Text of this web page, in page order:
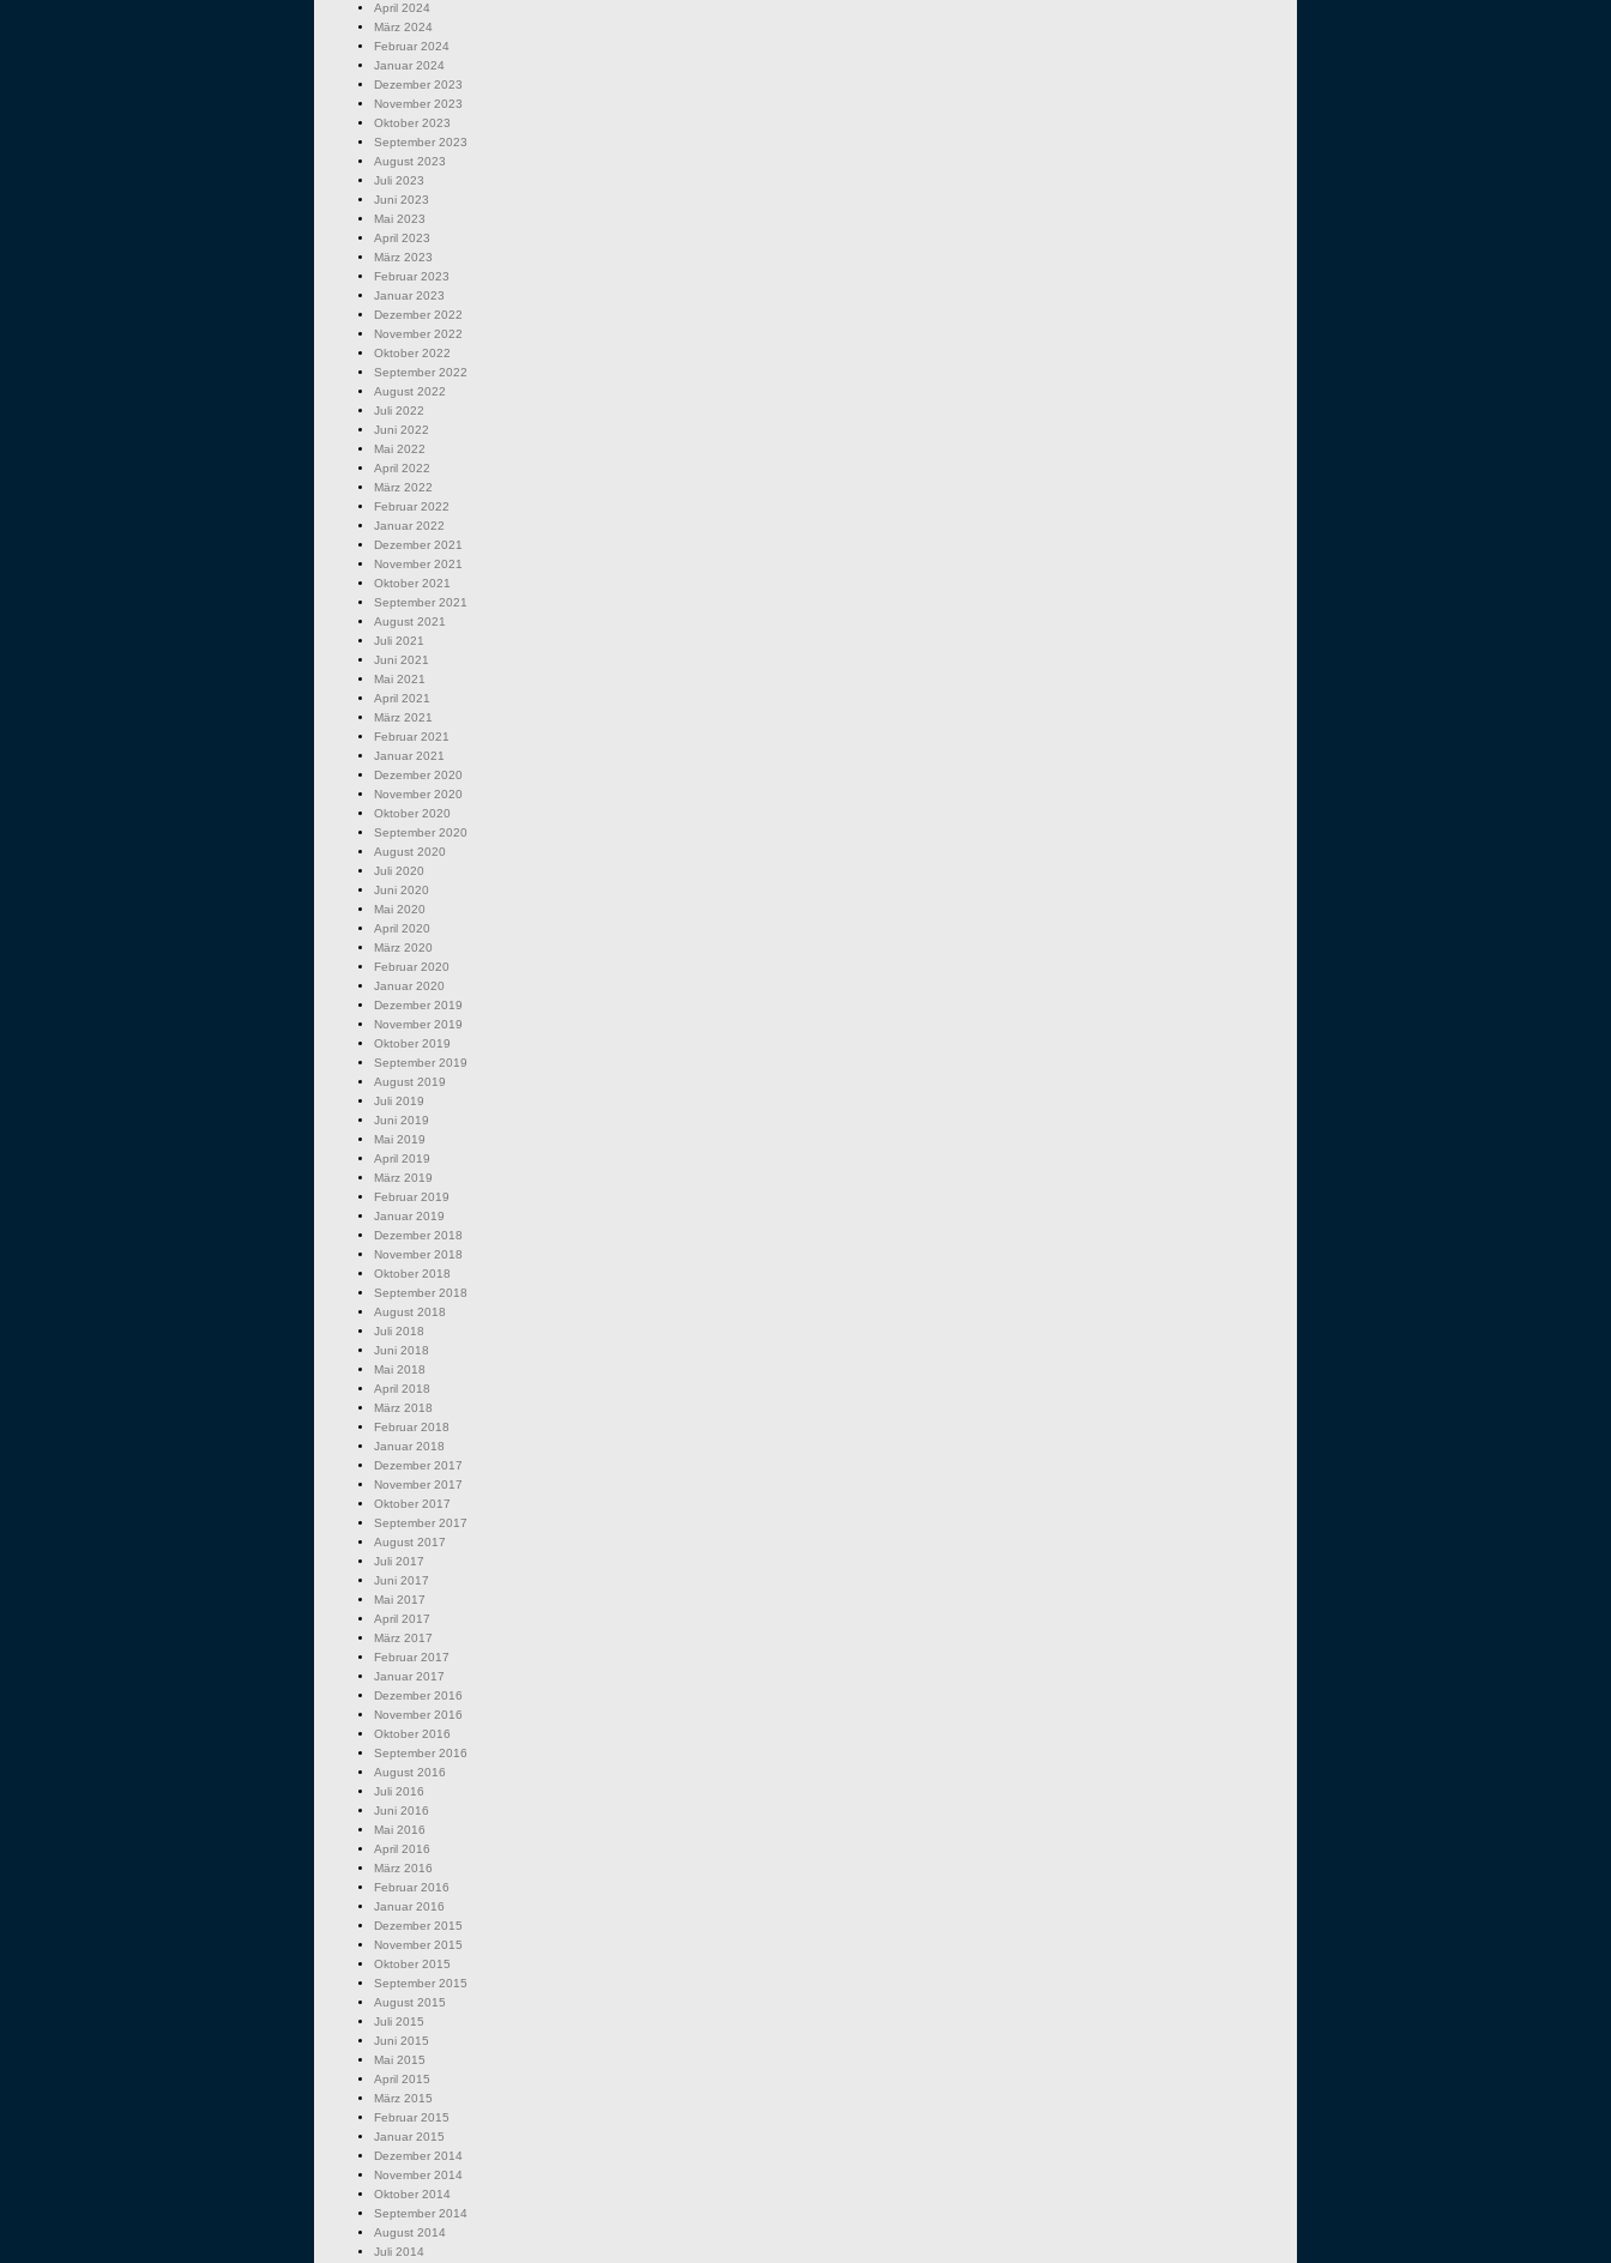
April 2024
März 2024
Februar 2024
Januar 2024
Dezember 2023
November 2023
Oktober 2023
September 2023
August 2023
Juli 2023
Juni 2023
Mai 2023
April 2023
März 2023
Februar 2023
Januar 2023
Dezember 2022
November 2022
Oktober 2022
September 2022
August 2022
Juli 2022
Juni 2022
Mai 2022
April 2022
März 2022
Februar 2022
Januar 2022
Dezember 2021
November 2021
Oktober 2021
September 2021
August 2021
Juli 2021
Juni 2021
Mai 2021
April 2021
März 2021
Februar 2021
Januar 2021
Dezember 2020
November 2020
Oktober 2020
September 2020
August 2020
Juli 2020
Juni 2020
Mai 2020
April 2020
März 2020
Februar 2020
Januar 2020
Dezember 2019
November 2019
Oktober 2019
September 2019
August 2019
Juli 2019
Juni 2019
Mai 2019
April 2019
März 2019
Februar 2019
Januar 2019
Dezember 2018
November 2018
Oktober 2018
September 2018
August 2018
Juli 2018
Juni 2018
Mai 2018
April 2018
März 2018
Februar 2018
Januar 2018
Dezember 2017
November 2017
Oktober 2017
September 2017
August 2017
Juli 2017
Juni 2017
Mai 2017
April 2017
März 2017
Februar 2017
Januar 2017
Dezember 2016
November 2016
Oktober 2016
September 2016
August 2016
Juli 2016
Juni 2016
Mai 2016
April 2016
März 2016
Februar 2016
Januar 2016
Dezember 2015
November 2015
Oktober 2015
September 2015
August 2015
Juli 2015
Juni 2015
Mai 2015
April 2015
März 2015
Februar 2015
Januar 2015
Dezember 2014
November 2014
Oktober 2014
September 2014
August 2014
Juli 2014